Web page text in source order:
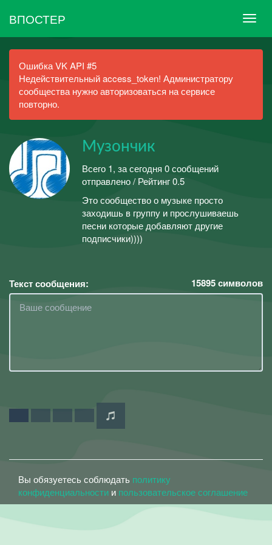
ВПОСТЕР
Ошибка VK API #5
Недействительный access_token! Администратору
сообщества нужно авторизоваться на сервисе
повторно.
Музончик
Всего 1, за сегодня 0 сообщений
отправлено / Рейтинг 0.5
Это сообщество о музыке просто
заходишь в группу и прослушиваешь
песни которые добавляют другие
подписчики))))
Текст сообщения: 15895символов
Вы обязуетесь соблюдать политику
конфиденциальности и пользовательское соглашение